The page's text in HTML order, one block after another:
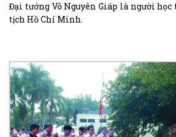
Đại tướng Võ Nguyên Giáp là người học
tịch Hồ Chí Minh.